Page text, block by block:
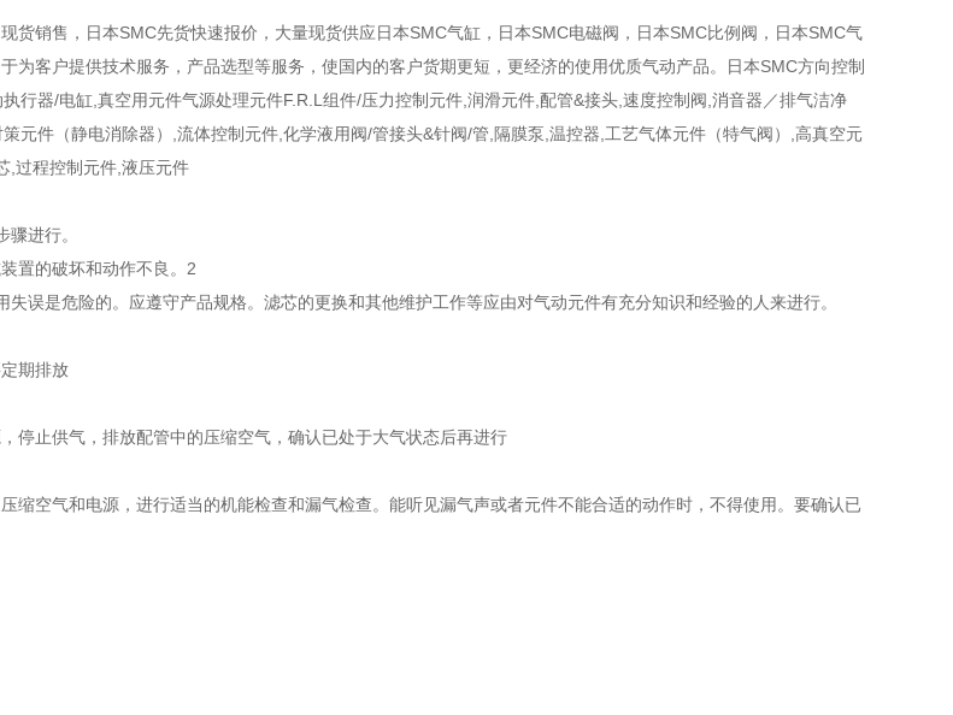
货销售，日本SMC先货快速报价，大量现货供应日本SMC气缸，日本SMC电磁阀，日本SMC比例阀，日本SMC气
为客户提供技术服务，产品选型等服务，使国内的客户货期更短，更经济的使用优质气动产品。日本SMC方向控制
行器/电缸,真空用元件气源处理元件F.R.L组件/压力控制元件,润滑元件,配管&接头,速度控制阀,消音器／排气洁净
元件（静电消除器）,流体控制元件,化学液用阀/管接头&针阀/管,隔膜泵,温控器,工艺气体元件（特气阀）,高真空元
,过程控制元件,液压元件
进行。
置的破坏和动作不良。2
失误是危险的。应遵守产品规格。滤芯的更换和其他维护工作等应由对气动元件有充分知识和经验的人来进行。
期排放
停止供气，排放配管中的压缩空气，确认已处于大气状态后再进行
缩空气和电源，进行适当的机能检查和漏气检查。能听见漏气声或者元件不能合适的动作时，不得使用。要确认已